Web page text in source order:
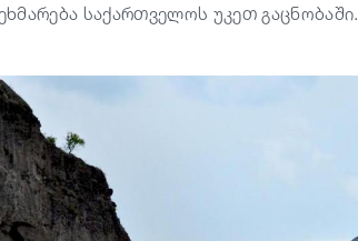
საქართველოს უკეთ გაცნობაში.